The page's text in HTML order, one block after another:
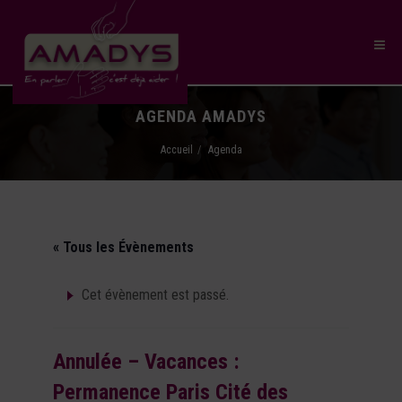
AGENDA AMADYS
Accueil Agenda
« Tous les Évènements
Cet évènement est passé.
Annulée – Vacances :
Permanence Paris Cité des